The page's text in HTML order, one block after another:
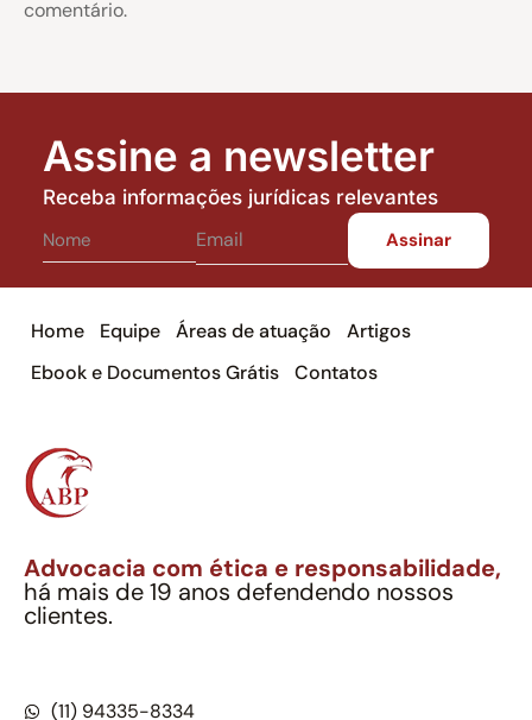
comentário.
Assine a newsletter
Receba informações jurídicas relevantes
Home Equipe Áreas de atuação
Artigos
Ebook e Documentos Grátis
Contatos
Advocacia com ética e responsabilidade,
há mais de 19 anos defendendo nossos
clientes.
(11) 94335-8334